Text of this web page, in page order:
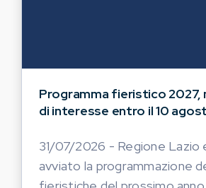
Programma fieristico 2027,
di interesse entro il 10
31/07/2026 - Regione Lazio
avviato la programmazione